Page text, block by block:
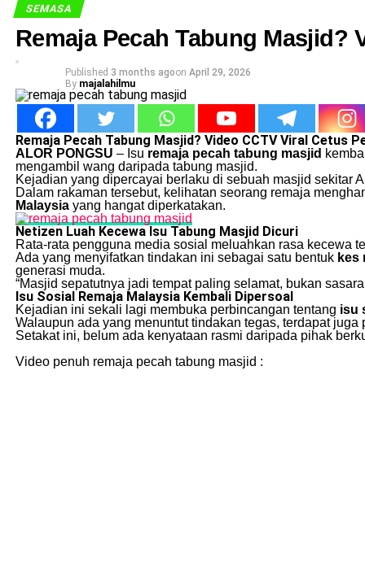
SEMASA
Remaja Pecah Tabung Masjid?
Published 3 months agoon April 29, 2026
By majalahilmu
Remaja Pecah Tabung Masjid? Video CCTV Viral Cetus
ALOR PONGSU – Isu remaja pecah tabung masjid
mengambil wang daripada tabung masjid.
Kejadian yang dipercayai berlaku di sebuah masjid sekitar
Dalam rakaman tersebut, kelihatan seorang remaja
Malaysiayang hangat diperkatakan.
Netizen Luah Kecewa Isu Tabung Masjid Dicuri
Rata-rata pengguna media sosial meluahkan rasa kecewa
Ada yang menyifatkan tindakan ini sebagai satu bentuk kes
generasi muda.
“Masjid sepatutnya jadi tempat paling selamat, bukan
Isu Sosial Remaja Malaysia Kembali Dipersoal
Kejadian ini sekali lagi membuka perbincangan tentang isu
Walaupun ada yang menuntut tindakan tegas, terdapat
Setakat ini, belum ada kenyataan rasmi daripada pihak
Video penuh remaja pecah tabung masjid :